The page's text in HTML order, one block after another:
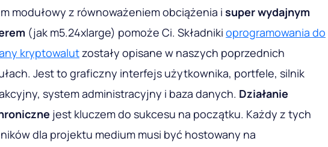
modułowy z równoważeniem obciążenia i super wydajnym
(jak m5.24xlarge) pomoże Ci. Składniki oprogramowania do
kryptowalutzostały opisane w naszych poprzednich
Jest to graficzny interfejs użytkownika, portfele, silnik
system administracyjny i baza danych. Działanie
jest kluczem do sukcesu na początku. Każdy z tych
dla projektu medium musi być hostowany na